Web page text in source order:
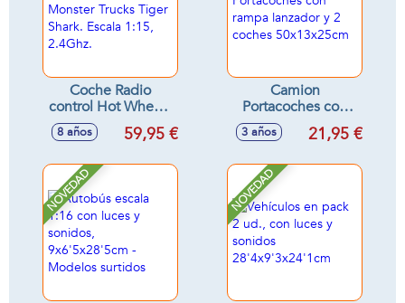
Coche Radio
control Hot Wheels
Monster Trucks
Tiger Shark. Escala
8 años 59,95 €
Camion
Portacoches con
rampa lanzador y 2
coches
3 años 21,95 €
NOVEDAD NOVEDAD